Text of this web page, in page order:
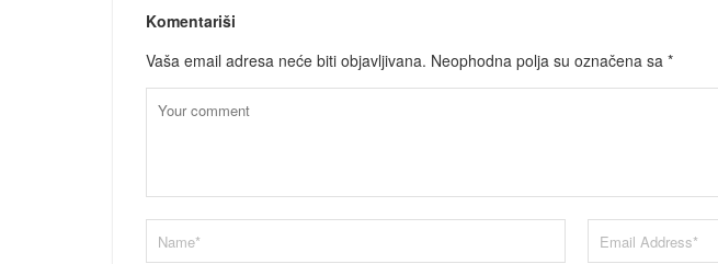
Komentariši
Vaša email adresa neće biti objavljivana. Neophodna polja su označena sa *